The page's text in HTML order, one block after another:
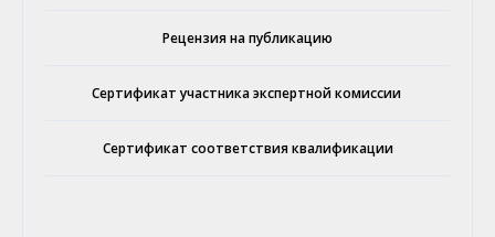
Рецензия на публикацию
Сертификат участника экспертной комиссии
Сертификат соответствия квалификации